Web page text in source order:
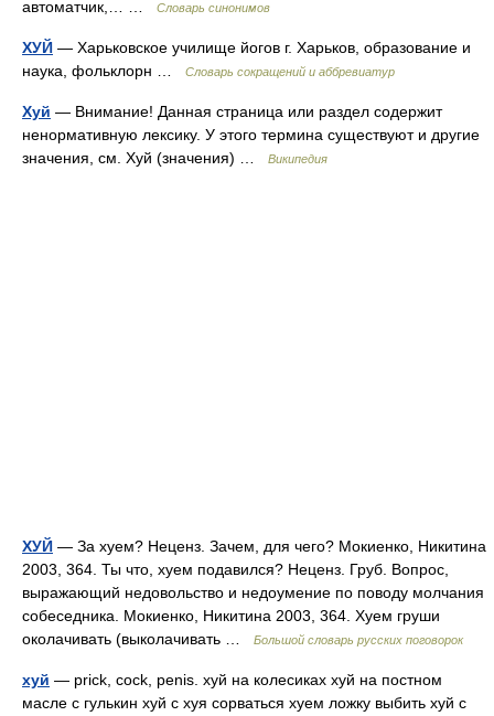
автоматчик,… …
Словарь синонимов
ХУЙ — Харьковское училище йогов г. Харьков, образование и
наука, фольклорн …
Словарь сокращений и аббревиатур
Хуй — Внимание! Данная страница или раздел содержит
ненормативную лексику. У этого термина существуют и другие
значения, см. Хуй (значения) …
Википедия
ХУЙ — За хуем? Неценз. Зачем, для чего? Мокиенко, Никитина
2003, 364. Ты что, хуем подавился? Неценз. Груб. Вопрос,
выражающий недовольство и недоумение по поводу молчания
собеседника. Мокиенко, Никитина 2003, 364. Хуем груши
околачивать (выколачивать …
Большой словарь русских поговорок
хуй — prick, cock, penis. хуй на колесиках хуй на постном
масле с гулькин хуй с хуя сорваться хуем ложку выбить хуй с